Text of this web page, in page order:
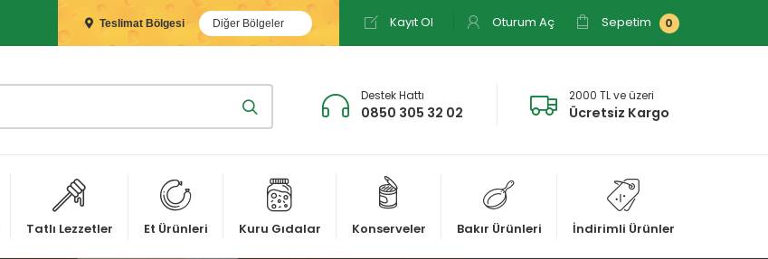
Teslimat Bölgesi Diğer Bölgeler Kayıt Ol Oturum Aç Sepetim 0
Destek Hattı
0850 305 32 02
2000 TL ve üzeri
Ücretsiz Kargo
Tatlı Lezzetler Et Ürünleri Kuru Gıdalar Konserveler Bakır Ürünleri İndirimli Ürünler